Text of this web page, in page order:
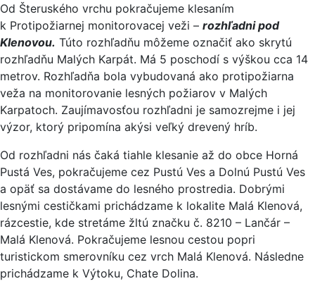
Od Šteruského vrchu pokračujeme klesaním
k Protipožiarnej monitorovacej veži – rozhľadni pod
Klenovou. Túto rozhľadňu môžeme označiť ako skrytú
rozhľadňu Malých Karpát. Má 5 poschodí s výškou cca 14
metrov. Rozhľadňa bola vybudovaná ako protipožiarna
veža na monitorovanie lesných požiarov v Malých
Karpatoch. Zaujímavosťou rozhľadni je samozrejme i jej
výzor, ktorý pripomína akýsi veľký drevený hríb.
Od rozhľadni nás čaká tiahle klesanie až do obce Horná
Pustá Ves, pokračujeme cez Pustú Ves a Dolnú Pustú Ves
a opäť sa dostávame do lesného prostredia. Dobrými
lesnými cestičkami prichádzame k lokalite Malá Klenová,
rázcestie, kde stretáme žltú značku č. 8210 – Lančár –
Malá Klenová. Pokračujeme lesnou cestou popri
turistickom smerovníku cez vrch Malá Klenová. Následne
prichádzame k Výtoku, Chate Dolina.